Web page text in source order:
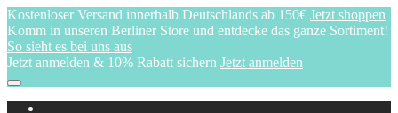
Kostenloser Versand innerhalb Deutschlands ab 150€ Jetzt shoppen
Komm in unseren Berliner Store und entdecke das ganze Sortiment!
So sieht es bei uns aus
Jetzt anmelden & 10% Rabatt sichern Jetzt anmelden